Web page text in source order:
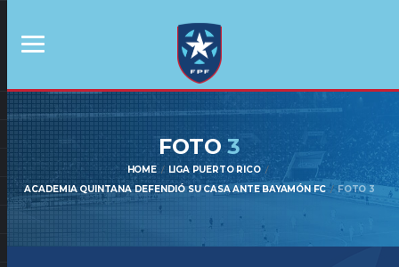
FOTO3
HOME
LIGA PUERTO RICO
ACADEMIA QUINTANA DEFENDIÓ SU CASA ANTE BAYAMÓN FC
FOTO 3